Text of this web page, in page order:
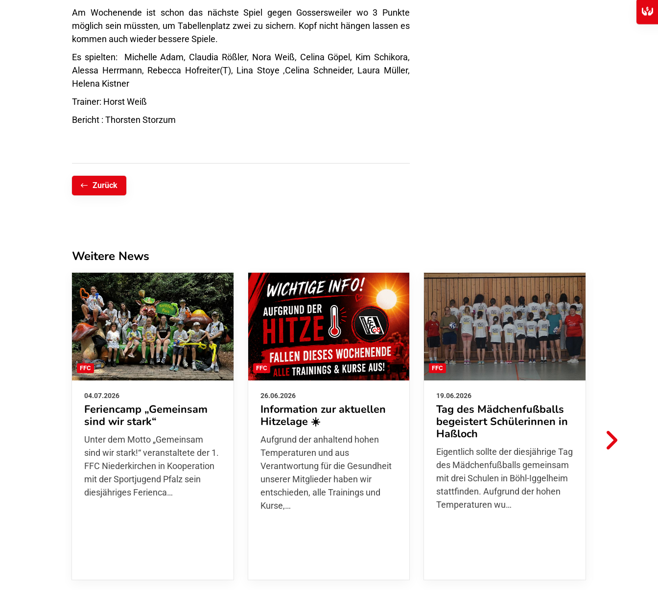
Am Wochenende ist schon das nächste Spiel gegen Gossersweiler wo 3 Punkte
möglich sein müssten, um Tabellenplatz zwei zu sichern. Kopf nicht hängen lassen es
kommen auch wieder bessere Spiele.
Es spielten: Michelle Adam, Claudia Rößler, Nora Weiß, Celina Göpel, Kim Schikora,
Alessa Herrmann, Rebecca Hofreiter(T), Lina Stoye ,Celina Schneider, Laura Müller,
Helena Kistner
Trainer: Horst Weiß
Bericht : Thorsten Storzum
Zurück
Weitere News
FFC
04.07.2026
Feriencamp „Gemeinsam
sind wir stark“
Unter dem Motto „Gemeinsam sind
wir stark!“ veranstaltete der 1. FFC
Niederkirchen in Kooperation mit
der Sportjugend Pfalz sein
diesjähriges Ferienca…
FFC
26.06.2026
Information zur aktuellen
Hitzelage ☀️
Aufgrund der anhaltend hohen
Temperaturen und aus
Verantwortung für die Gesundheit
unserer Mitglieder haben wir
entschieden, alle Trainings und
Kurse,…
FFC
19.06.2026
Tag des Mädchenfußballs
begeistert Schülerinnen in
Haßloch
Eigentlich sollte der diesjährige Tag
des Mädchenfußballs gemeinsam
mit drei Schulen in Böhl-Iggelheim
stattfinden. Aufgrund der hohen
Temperaturen wu…
Hoffmann